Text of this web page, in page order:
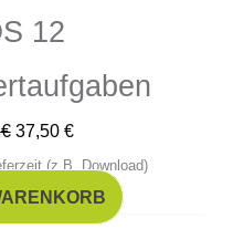
12
€ 37,50 €
(z.B. Download)